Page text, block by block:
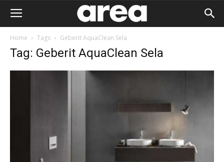
Home Tags Geberit AquaClean Sela
Tag: Geberit AquaClean Sela